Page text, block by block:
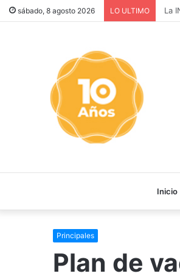
sábado, 8 agosto 2026 LO ULTIMO La
Inicio
Principales
Plan de